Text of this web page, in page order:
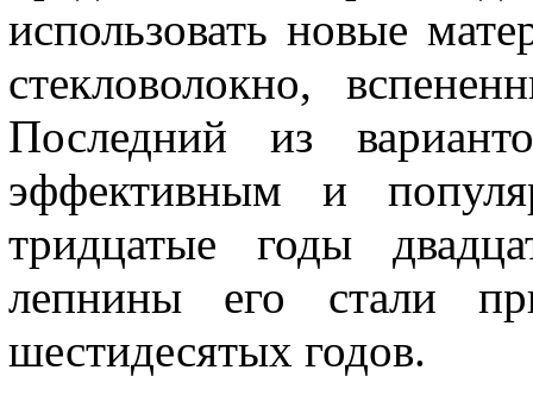
использовать новые
стекловолокно,
Последний из
эффективным и
тридцатые годы
лепнины его стали
шестидесятых годов.